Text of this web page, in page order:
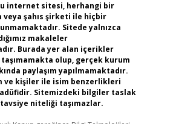
internet sitesi, herhangi bir
veya şahıs şirketi ile hiçbir
Sitede yalnızca
makaleler
Burada yer alan içerikler
olup, gerçek kurum
paylaşım yapılmamaktadır.
ve kişiler ile isim benzerlikleri
Sitemizdeki bilgiler taslak
niteliği taşımazlar.